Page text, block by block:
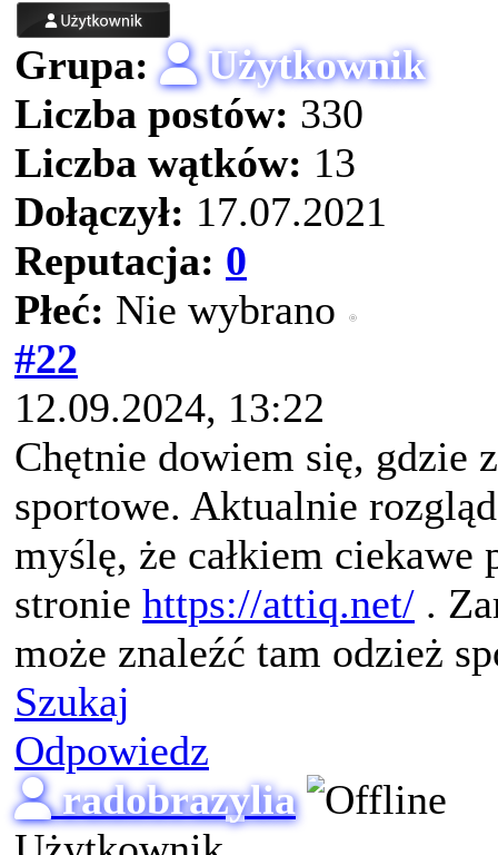
Grupa:
Użytkownik
Liczba postów: 330
Liczba wątków: 13
Dołączył: 17.07.2021
Reputacja: 0
Płeć: Nie wybrano
#22
12.09.2024, 13:22
Chętnie dowiem się, gdzie
sportowe. Aktualnie
myślę, że całkiem ciekawe
stronie https://attiq.net/ .
może znaleźć tam odzież
Szukaj
Odpowiedz
radobrazylia